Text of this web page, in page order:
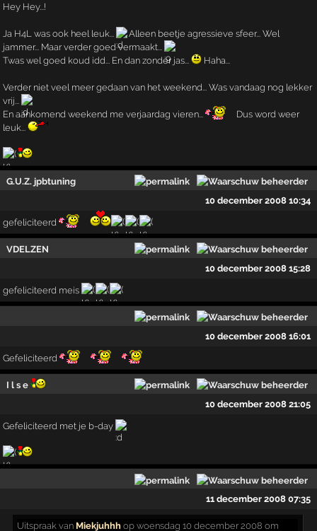
Hey Hey...!
Ja H4L was ook heel leuk...
Alleen beetje agressieve sfeer... Wel
jammer... Maar verder goed vermaakt...
Twas wel goed koud idd... En dan zonder jas...
Haha...
Verder niet veel meer gedaan van het weekend... Was vandaag nog lekker
vrij...
En aankomend weekend me verjaardag vieren...
Dus word weer
leuk...
G.U.Z. jpbtuning
10 december 2008 10:34
gefeliciteerd
VDELZEN
10 december 2008 15:28
gefeliciteerd meis
10 december 2008 16:01
Gefeliciteerd
I l s e
10 december 2008 21:05
Gefeliciteerd met je b-day
11 december 2008 07:35
Uitspraak van Miekjuhhh op woensdag 10 december 2008 om